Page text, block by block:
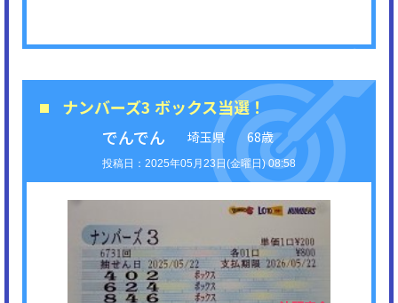
ナンバーズ3 ボックス当選！
でんでん
埼玉県 68歳
2025年05月23日(金曜日) 08:58